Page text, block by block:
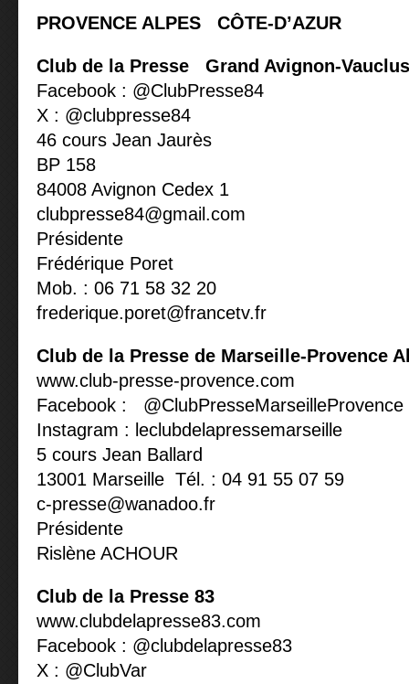
PROVENCE ALPES CÔTE-D’AZUR
Club de la Presse Grand Avignon-
Facebook : @ClubPresse84
X : @clubpresse84
46 cours Jean Jaurès
BP 158
84008 Avignon Cedex 1
clubpresse84@gmail.com
Présidente
Frédérique Poret
Mob. : 06 71 58 32 20
frederique.poret@francetv.fr
Club de la Presse de Marseille-Provence
www.club-presse-provence.com
Facebook : @ClubPresseMarseilleProvence
Instagram : leclubdelapressemarseille
5 cours Jean Ballard
13001 Marseille Tél. : 04 91 55 07 59
c-presse@wanadoo.fr
Présidente
Rislène ACHOUR
Club de la Presse 83
www.clubdelapresse83.com
Facebook : @clubdelapresse83
X : @ClubVar